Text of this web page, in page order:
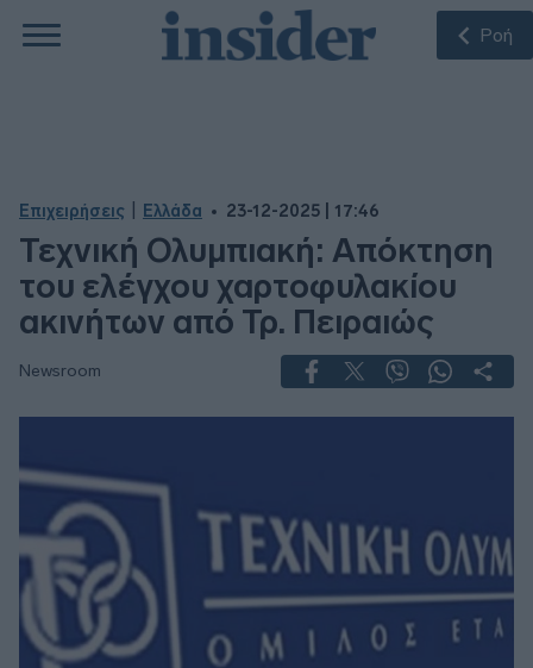
Ροή
Επιχειρήσεις Ελλάδα 23-12-2025 | 17:46
Τεχνική Ολυμπιακή: Απόκτηση
του ελέγχου χαρτοφυλακίου
ακινήτων από Τρ. Πειραιώς
Newsroom